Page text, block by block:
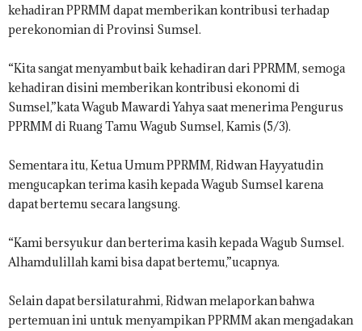
kehadiran PPRMM dapat memberikan kontribusi terhadap
perekonomian di Provinsi Sumsel.
“Kita sangat menyambut baik kehadiran dari PPRMM, semoga
kehadiran disini memberikan kontribusi ekonomi di
Sumsel,”kata Wagub Mawardi Yahya saat menerima Pengurus
PPRMM di Ruang Tamu Wagub Sumsel, Kamis (5/3).
Sementara itu, Ketua Umum PPRMM, Ridwan Hayyatudin
mengucapkan terima kasih kepada Wagub Sumsel karena
dapat bertemu secara langsung.
“Kami bersyukur dan berterima kasih kepada Wagub Sumsel.
Alhamdulillah kami bisa dapat bertemu,”ucapnya.
Selain dapat bersilaturahmi, Ridwan melaporkan bahwa
pertemuan ini untuk menyampikan PPRMM akan mengadakan